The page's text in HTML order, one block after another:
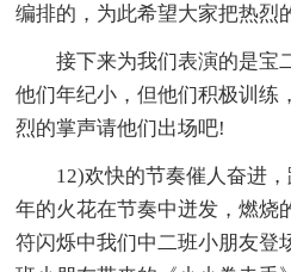
编排的，为此希望大家把热烈
接下来为我们表演的是宝
他们年纪小，但他们积极训练
烈的掌声请他们出场吧!
12)欢快的节奏催人奋进
年的火花在节奏中迸发，燃烧
符闪烁中我们中二班小朋友登